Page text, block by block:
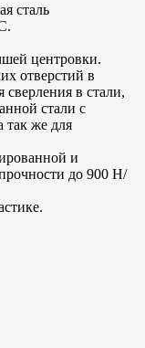
сталь
центровки.
отверстий в
в стали,
стали с
так же для
и
до 900 Н/